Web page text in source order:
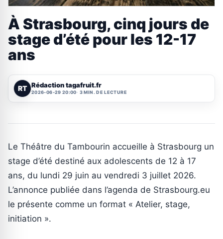
À Strasbourg, cinq jours de
stage d’été pour les 12-17
ans
RT Rédaction tagafruit.fr
2026-06-29 20:00 3 MIN. DE LECTURE
Le Théâtre du Tambourin accueille à Strasbourg un
stage d’été destiné aux adolescents de 12 à 17
ans, du lundi 29 juin au vendredi 3 juillet 2026.
L’annonce publiée dans l’agenda de Strasbourg.eu
le présente comme un format « Atelier, stage,
initiation ».